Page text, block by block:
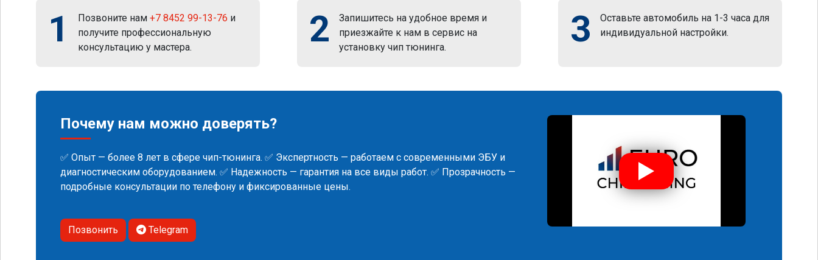
1 Позвоните нам +7 8452 99-13-76 и
получите профессиональную
консультацию у мастера.
2
Запишитесь на удобное время и
приезжайте к нам в сервис на
установку чип тюнинга.
3
Оставьте автомобиль на 1-3 часа для
индивидуальной настройки.
Почему нам можно доверять?
✅ Опыт — более 8 лет в сфере чип-тюнинга. ✅ Экспертность — работаем с современными ЭБУ и
диагностическим оборудованием. ✅ Надежность — гарантия на все виды работ. ✅ Прозрачность —
подробные консультации по телефону и фиксированные цены.
Позвонить Telegram